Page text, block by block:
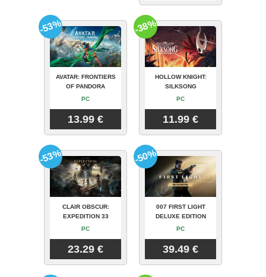
AVATAR: FRONTIERS
OF PANDORA
PC
13.99 €
-53%
HOLLOW KNIGHT:
SILKSONG
PC
11.99 €
-38%
CLAIR OBSCUR:
EXPEDITION 33
PC
23.29 €
-53%
007 FIRST LIGHT
DELUXE EDITION
PC
39.49 €
-50%